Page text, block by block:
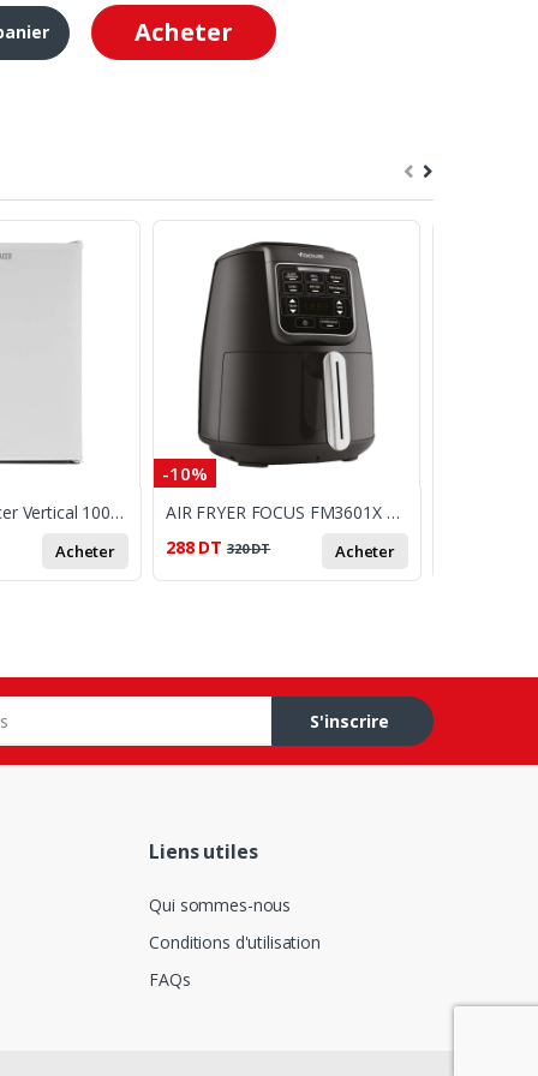
Acheter
Congélateur Acer Vertical 100L Blanc
Acheter
-10%
AIR FRYER FOCUS FM3601X 1550W 4L NOIR
288 DT 320DT Acheter
S'inscrire
Liens utiles
Qui sommes-nous
Conditions d'utilisation
FAQs